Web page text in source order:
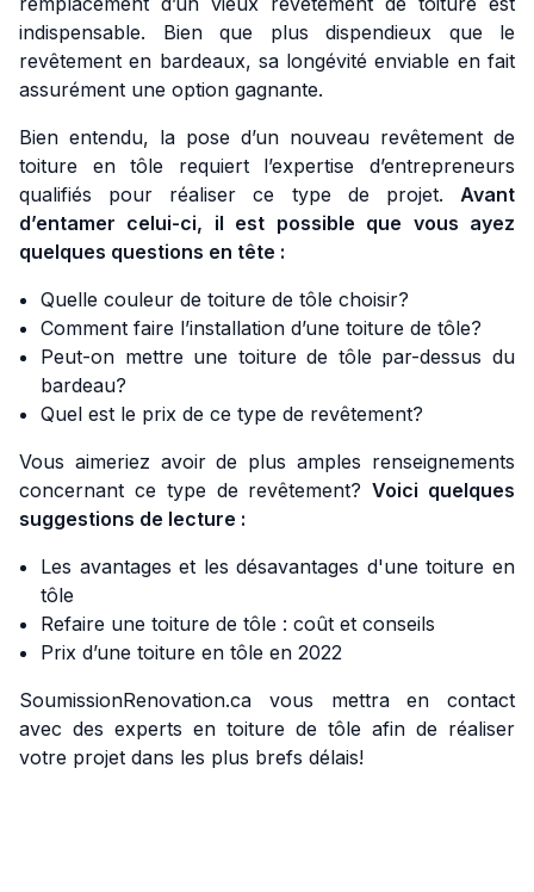
indispensable. Bien que plus dispendieux que le
revêtement en bardeaux, sa longévité enviable en fait
assurément une option gagnante.
Bien entendu, la pose d’un nouveau revêtement de
toiture en tôle requiert l’expertise d’entrepreneurs
qualifiés pour réaliser ce type de projet. Avant
d’entamer celui-ci, il est possible que vous ayez
quelques questions en tête :
Quelle couleur de toiture de tôle choisir?
Comment faire l’installation d’une toiture de tôle?
Peut-on mettre une toiture de tôle par-dessus du
bardeau?
Quel est le prix de ce type de revêtement?
Vous aimeriez avoir de plus amples renseignements
concernant ce type de revêtement?Voici quelques
suggestions de lecture :
Les avantages et les désavantages d'une toiture en
tôle
Refaire une toiture de tôle : coût et conseils
Prix d’une toiture en tôle en 2022
SoumissionRenovation.ca vous mettra en contact
avec des experts en toiture de tôle afin de réaliser
votre projet dans les plus brefs délais!